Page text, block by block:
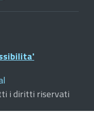
i diritti riservati